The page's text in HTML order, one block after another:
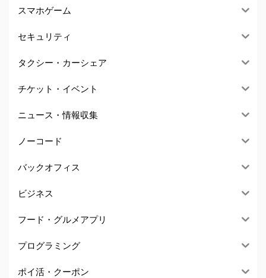
スマホゲーム
セキュリティ
タクシー・カーシェア
チケット・イベント
ニュース・情報収集
ノーコード
バックオフィス
ビジネス
フード・グルメアプリ
プログラミング
ポイ活・クーポン